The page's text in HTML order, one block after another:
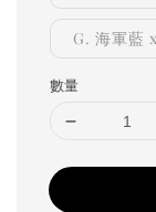
G. 海軍藍
數量